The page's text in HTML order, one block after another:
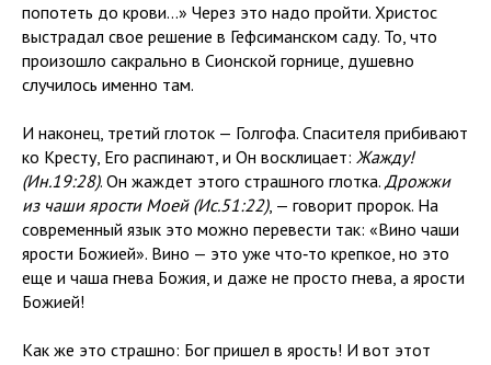
попотеть до крови…» Через это надо пройти. Христос
выстрадал свое решение в Гефсиманском саду. То, что
произошло сакрально в Сионской горнице, душевно
случилось именно там.
И наконец, третий глоток — Голгофа. Спасителя прибивают
ко Кресту, Его распинают, и Он восклицает: Жажду!
(Ин.19:28). Он жаждет этого страшного глотка. Дрожжи
из чаши ярости Моей (Ис.51:22), — говорит пророк. На
современный язык это можно перевести так: «Вино чаши
ярости Божией». Вино — это уже что‑то крепкое, но это
еще и чаша гнева Божия, и даже не просто гнева, а ярости
Божией!
Как же это страшно: Бог пришел в ярость! И вот этот